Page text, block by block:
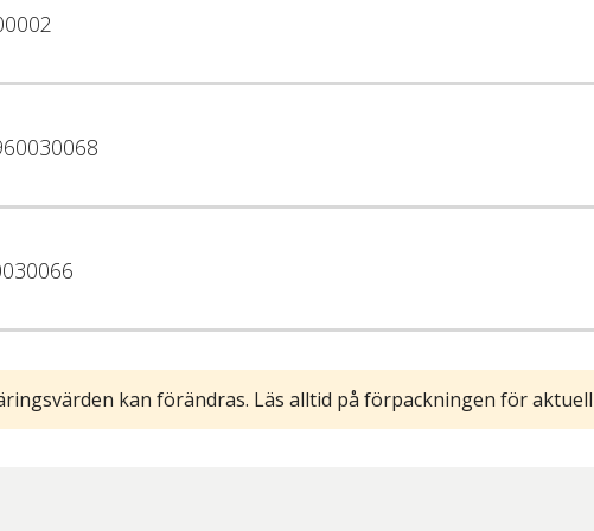
kan förändras. Läs alltid på förpackningen för